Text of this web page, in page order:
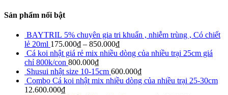
Sản phẩm nổi bật
BAYTRIL 5% chuyên gia tri khuẩn , nhiễm trùng , Có chiết
lẻ 20ml 175.000₫ – 850.000₫
Cá koi nhật giá rẻ mix nhiều dòng của nhiều trại 25cm giá
chỉ 800k/con 800.000₫
Shusui nhật size 10-15cm 600.000₫
Combo Cá koi nhật mix nhiều dòng của nhiều trại 25-30cm
12.600.000₫